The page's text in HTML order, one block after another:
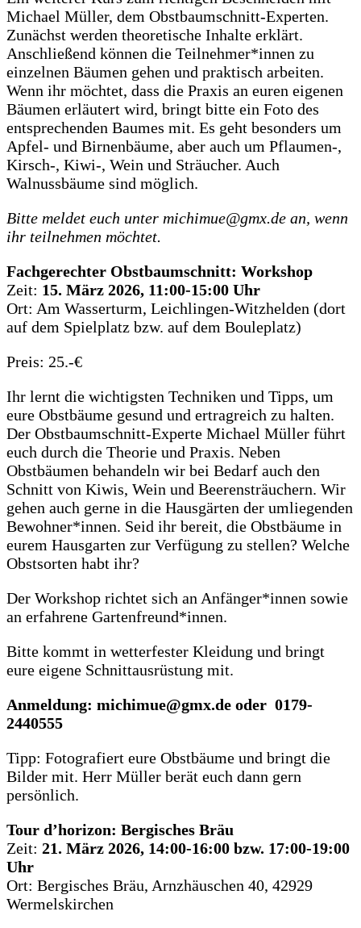
Michael Müller, dem Obstbaumschnitt-Experten.
Zunächst werden theoretische Inhalte erklärt.
Anschließend können die Teilnehmer*innen zu
einzelnen Bäumen gehen und praktisch arbeiten.
Wenn ihr möchtet, dass die Praxis an euren eigenen
Bäumen erläutert wird, bringt bitte ein Foto des
entsprechenden Baumes mit. Es geht besonders um
Apfel- und Birnenbäume, aber auch um Pflaumen-,
Kirsch-, Kiwi-, Wein und Sträucher. Auch
Walnussbäume sind möglich.
Bitte meldet euch unter michimue@gmx.de an, wenn
ihr teilnehmen möchtet.
Fachgerechter Obstbaumschnitt: Workshop
Zeit: 15. März 2026, 11:00-15:00 Uhr
Ort: Am Wasserturm, Leichlingen-Witzhelden (dort
auf dem Spielplatz bzw. auf dem Bouleplatz)
Preis: 25.-€
Ihr lernt die wichtigsten Techniken und Tipps, um
eure Obstbäume gesund und ertragreich zu halten.
Der Obstbaumschnitt-Experte Michael Müller führt
euch durch die Theorie und Praxis. Neben
Obstbäumen behandeln wir bei Bedarf auch den
Schnitt von Kiwis, Wein und Beerensträuchern. Wir
gehen auch gerne in die Hausgärten der umliegenden
Bewohner*innen. Seid ihr bereit, die Obstbäume in
eurem Hausgarten zur Verfügung zu stellen? Welche
Obstsorten habt ihr?
Der Workshop richtet sich an Anfänger*innen sowie
an erfahrene Gartenfreund*innen.
Bitte kommt in wetterfester Kleidung und bringt
eure eigene Schnittausrüstung mit.
Anmeldung: michimue@gmx.de oder 0179-
2440555
Tipp: Fotografiert eure Obstbäume und bringt die
Bilder mit. Herr Müller berät euch dann gern
persönlich.
Tour d’horizon: Bergisches Bräu
Zeit: 21. März 2026, 14:00-16:00 bzw. 17:00-19:00
Uhr
Ort: Bergisches Bräu, Arnzhäuschen 40, 42929
Wermelskirchen